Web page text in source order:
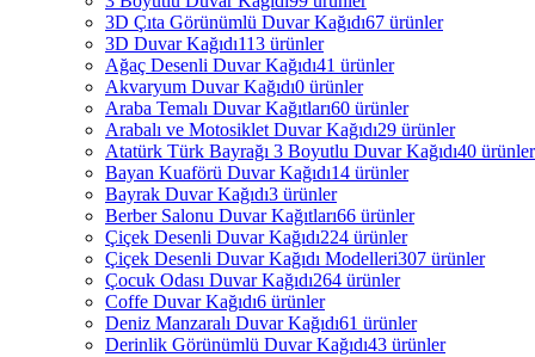
3D Çıta Görünümlü Duvar Kağıdı67 ürünler
3D Duvar Kağıdı113 ürünler
Ağaç Desenli Duvar Kağıdı41 ürünler
Akvaryum Duvar Kağıdı0 ürünler
Araba Temalı Duvar Kağıtları60 ürünler
Arabalı ve Motosiklet Duvar Kağıdı29 ürünler
Atatürk Türk Bayrağı 3 Boyutlu Duvar Kağıdı40 ürünler
Bayan Kuaförü Duvar Kağıdı14 ürünler
Bayrak Duvar Kağıdı3 ürünler
Berber Salonu Duvar Kağıtları66 ürünler
Çiçek Desenli Duvar Kağıdı224 ürünler
Çiçek Desenli Duvar Kağıdı Modelleri307 ürünler
Çocuk Odası Duvar Kağıdı264 ürünler
Coffe Duvar Kağıdı6 ürünler
Deniz Manzaralı Duvar Kağıdı61 ürünler
Derinlik Görünümlü Duvar Kağıdı43 ürünler